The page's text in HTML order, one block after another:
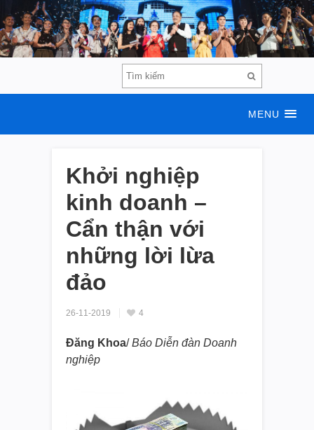
MENU
Khởi nghiệp
kinh doanh –
Cẩn thận với
những lời lừa
đảo
26-11-2019 4
Đăng Khoa/Báo Diễn đàn Doanh
nghiệp